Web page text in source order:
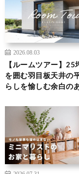
2026.08.03
【ルームツアー】25
を囲む羽目板天井の
らしを愉しむ余白の